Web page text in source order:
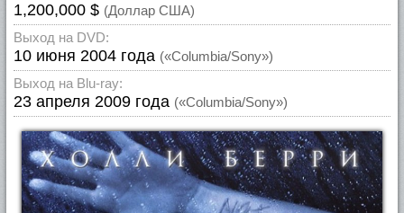
1,200,000 $ (Доллар США)
Выход на DVD:
10 июня 2004 года («Columbia/Sony»)
Выход на Blu-ray:
23 апреля 2009 года («Columbia/Sony»)